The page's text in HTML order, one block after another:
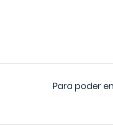
Para poder